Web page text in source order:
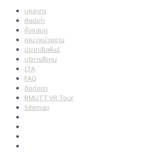
บุคลากร
ศิษย์เก่า
ห้องสมุด
คณะ/หน่วยงาน
ประชาสัมพันธ์
บริการสังคม
ITA
FAQ
ติดต่อเรา
RMUTT VR Tour
Sitemap